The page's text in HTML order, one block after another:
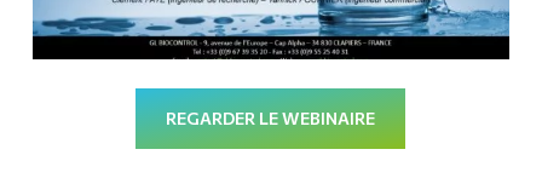
REGARDER LE WEBINAIRE